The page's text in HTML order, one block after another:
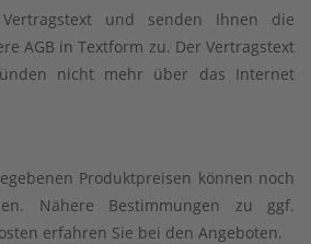
und senden Ihnen die
AGB in Textform zu. Der Vertragstext
nicht mehr über das Internet
Produktpreisen können noch
Nähere Bestimmungen zu ggf.
erfahren Sie bei den Angeboten.